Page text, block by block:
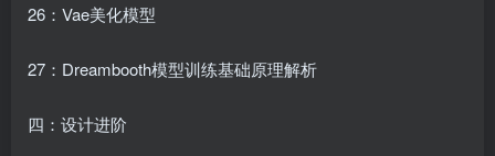
26：Vae美化模型
27：Dreambooth模型训练基础原理解析
四：设计进阶